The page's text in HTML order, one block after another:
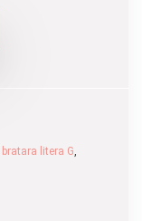
bratara litera G,